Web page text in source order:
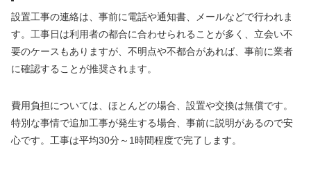
設置工事の連絡は、事前に電話や通知書、メールなどで行われま
す。工事日は利用者の都合に合わせられることが多く、立会い不
要のケースもありますが、不明点や不都合があれば、事前に業者
に確認することが推奨されます。
費用負担については、ほとんどの場合、設置や交換は無償です。
特別な事情で追加工事が発生する場合、事前に説明があるので安
心です。工事は平均30分～1時間程度で完了します。